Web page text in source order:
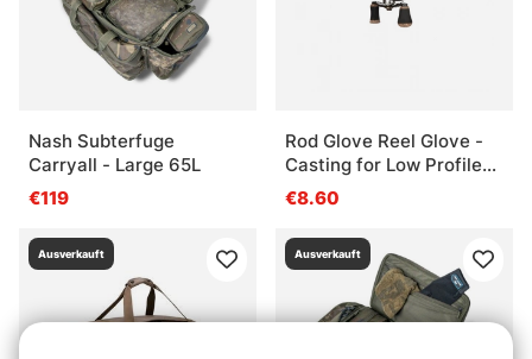
Nash Subterfuge
Carryall - Large 65L
€119
Rod Glove Reel Glove -
Casting for Low Profile
Reels
€8.60
Ausverkauft Ausverkauft